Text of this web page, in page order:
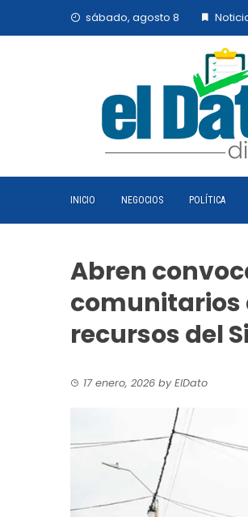
sábado, agosto 8
INICIO NEGOCIOS POLÍTICA
Abren
comunitarios
recursos del
17 enero, 2026 byElDato